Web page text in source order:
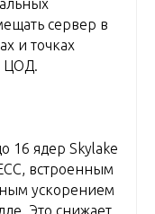
сервер в
и точках
ЦОД.
16 ядер Skylake
встроенным
ускорением
Это снижает